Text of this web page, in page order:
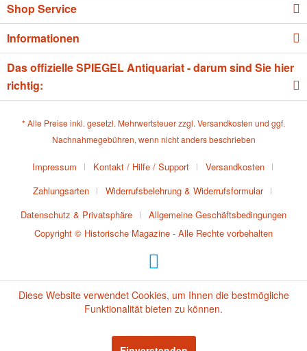
Shop Service
Informationen
Das offizielle SPIEGEL Antiquariat - darum sind Sie hier
richtig:
* Alle Preise inkl. gesetzl. Mehrwertsteuer zzgl. Versandkosten und ggf.
Nachnahmegebühren, wenn nicht anders beschrieben
Impressum Kontakt / Hilfe / Support
Versandkosten
Zahlungsarten
Widerrufsbelehrung & Widerrufsformular
Datenschutz & Privatsphäre
Allgemeine Geschäftsbedingungen
Copyright © Historische Magazine - Alle Rechte vorbehalten
Diese Website verwendet Cookies, um Ihnen die bestmögliche
Funktionalität bieten zu können.